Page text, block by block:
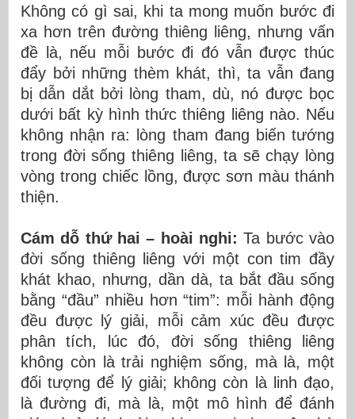
Không có gì sai, khi ta mong muốn bước đi
xa hơn trên đường thiêng liêng, nhưng vấn
đề là, nếu mỗi bước đi đó vẫn được thúc
đẩy bởi những thèm khát, thì, ta vẫn đang
bị dẫn dắt bởi lòng tham, dù, nó được bọc
dưới bất kỳ hình thức thiêng liêng nào. Nếu
không nhận ra: lòng tham đang biến tướng
trong đời sống thiêng liêng, ta sẽ chạy lòng
vòng trong chiếc lồng, được sơn màu thánh
thiện.
Cám dỗ thứ hai – hoài nghi: Ta bước vào
đời sống thiêng liêng với một con tim đầy
khát khao, nhưng, dần dà, ta bắt đầu sống
bằng “đầu” nhiều hơn “tim”: mỗi hành động
đều được lý giải, mỗi cảm xúc đều được
phân tích, lúc đó, đời sống thiêng liêng
không còn là trải nghiệm sống, mà là, một
đối tượng để lý giải; không còn là linh đạo,
là đường đi, mà là, một mô hình để đánh